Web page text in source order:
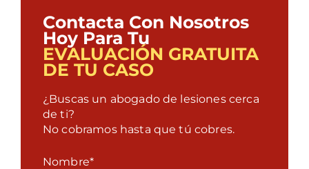
Contacta Con Nosotros
Hoy Para Tu
EVALUACIÓN GRATUITA
DE TU CASO
¿Buscas un abogado de lesiones cerca
de ti?
No cobramos hasta que tú cobres.
Nombre*